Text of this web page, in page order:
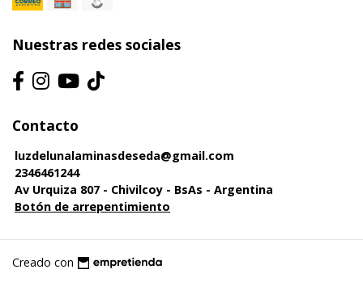
Nuestras redes sociales
Contacto
luzdelunalaminasdeseda@gmail.com
2346461244
Av Urquiza 807 - Chivilcoy - BsAs - Argentina
Botón de arrepentimiento
Creado con